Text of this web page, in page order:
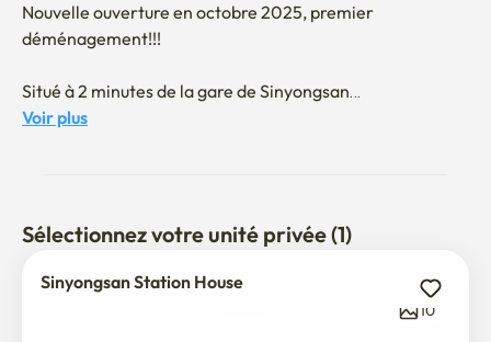
Nouvelle ouverture en octobre 2025, premier
déménagement!!!
Situé à 2 minutes de la gare de Sinyongsan
L'espace optimal pour un séjour à long terme.
N'importe où à Séoul quand vous prenez le métro, le bus,
Voir plus
Sélectionnez votre unité privée (1)
Sinyongsan Station House
10